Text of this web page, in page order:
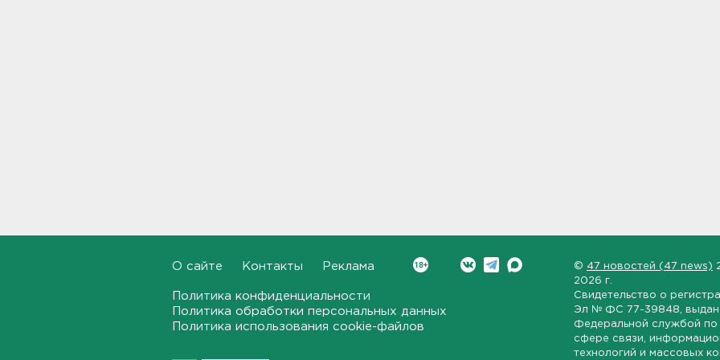
Полкило мефедрона нашли
О сайте Контакты Реклама
Политика конфиденциальности
Политика обработки персональных данных
Политика использования cookie-файлов
© 47 новостей (47 news)
2026 г.
Свидетельство о
Эл № ФС 77-39848 ,
Федеральной службой по
сфере связи,
технологий и массовых